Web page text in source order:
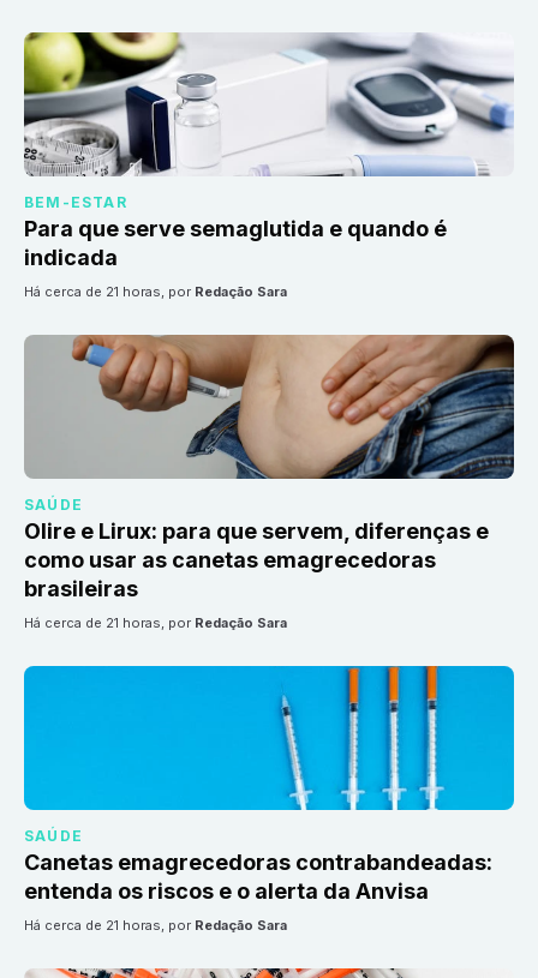
BEM-ESTAR
Para que serve semaglutida e quando é
indicada
há cerca de 21 horas, por Redação Sara
SAÚDE
Olire e Lirux: para que servem, diferenças e
como usar as canetas emagrecedoras
brasileiras
há cerca de 21 horas, por Redação Sara
SAÚDE
Canetas emagrecedoras contrabandeadas:
entenda os riscos e o alerta da Anvisa
há cerca de 21 horas, por Redação Sara